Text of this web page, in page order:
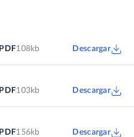
PDF108kb Descargar
PDF103kb Descargar
PDF156kb Descargar